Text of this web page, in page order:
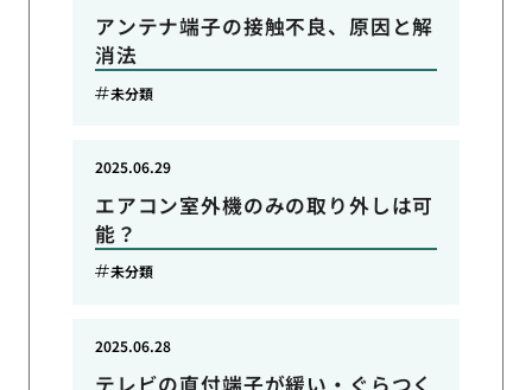
アンテナ端子の接触不良、原因と解
消法
未分類
エアコン室外機のみの取り外しは可
能？
2025.06.29
未分類
テレビの直付端子が緩い・ぐらつく
2025.06.28